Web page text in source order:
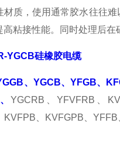
材质，使用通常胶水往往
粘接性能。同时处理后在
YGCB硅橡胶电缆
、YGCB、YFGB、
YGCRB、YFVFRB、
KVFPB、KVFGPB、